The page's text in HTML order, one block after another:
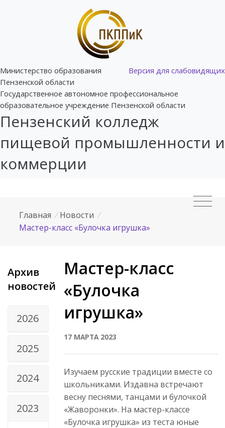
Версия для слабовидящих
Министерство образования
Пензенской области
Государственное автономное профессиональное
образовательное учреждение Пензенской области
Пензенский колледж
пищевой промышленности и
коммерции
Главная / Новости /
Мастер-класс «Булочка игрушка»
Архив
новостей
2026
2025
2024
2023
Мастер-класс
«Булочка
игрушка»
17 МАРТА 2023
Изучаем русские традиции вместе со
школьниками. Издавна встречают
весну песнями, танцами и булочкой
«Жаворонки». На мастер-классе
«Булочка игрушка» из теста юные